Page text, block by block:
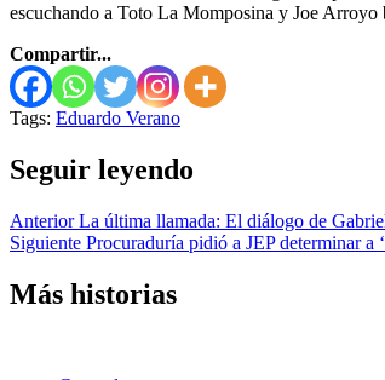
escuchando a Toto La Momposina y Joe
Compartir...
Tags: Eduardo Verano
Seguir leyendo
AnteriorLa última llamada: El diálogo de
Siguiente Procuraduría pidió a JEP determinar a
Más historias